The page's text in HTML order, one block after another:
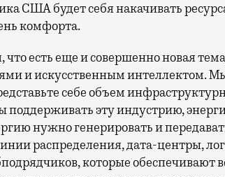
США будет себя накачивать
комфорта.
что есть еще и совершенно новая
и искусственным интеллектом.
себе объем
эту индустрию,
нужно генерировать и
распределения, дата-центры,
которые обеспечивают